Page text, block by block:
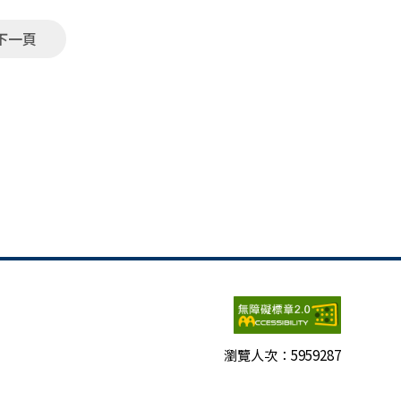
一頁
瀏覽人次： 5959287